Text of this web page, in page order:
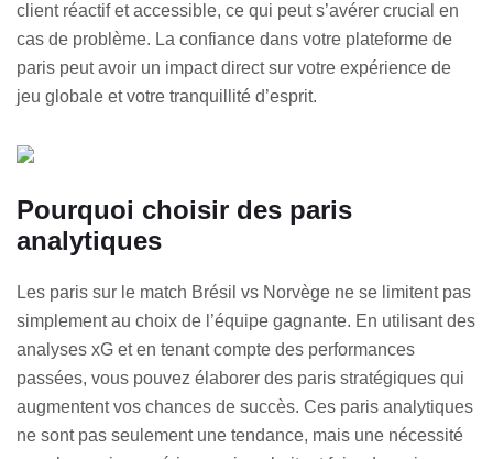
client réactif et accessible, ce qui peut s’avérer crucial en
cas de problème. La confiance dans votre plateforme de
paris peut avoir un impact direct sur votre expérience de
jeu globale et votre tranquillité d’esprit.
Pourquoi choisir des paris
analytiques
Les paris sur le match Brésil vs Norvège ne se limitent pas
simplement au choix de l’équipe gagnante. En utilisant des
analyses xG et en tenant compte des performances
passées, vous pouvez élaborer des paris stratégiques qui
augmentent vos chances de succès. Ces paris analytiques
ne sont pas seulement une tendance, mais une nécessité